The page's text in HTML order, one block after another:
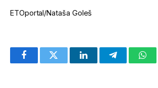
ETOportal/Nataša Goleš
FacebookTwitter LinkedInTelegram